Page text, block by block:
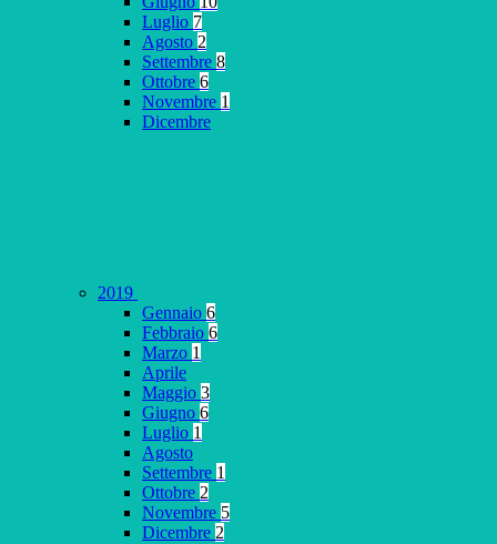
Luglio 7
Agosto 2
Settembre 8
Ottobre 6
Novembre 1
Dicembre
2019
Gennaio 6
Febbraio 6
Marzo 1
Aprile
Maggio 3
Giugno 6
Luglio 1
Agosto
Settembre 1
Ottobre 2
Novembre 5
Dicembre 2